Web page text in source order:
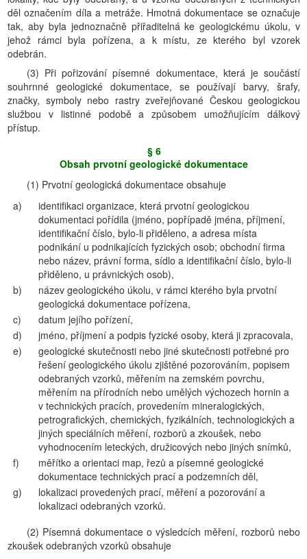
děl označením díla a metráže. Hmotná dokumentace se označuje
tak, aby byla jednoznačně přiřaditelná ke geologickému úkolu, v
jehož rámci byla pořízena, a k místu, ze kterého byl vzorek
odebrán.
(3) Při pořizování písemné dokumentace, která je součástí
souhrnné geologické dokumentace, se používají barvy, šrafy,
značky, symboly nebo rastry zveřejňované Českou geologickou
službou v listinné podobě a způsobem umožňujícím dálkový
přístup.
§ 6
Obsah prvotní geologické dokumentace
(1) Prvotní geologická dokumentace obsahuje
a)
identifikaci organizace, která prvotní geologickou
dokumentaci pořídila (jméno, popřípadě jména, příjmení,
identifikační číslo, bylo-li přiděleno, a adresa místa
podnikání u podnikajících fyzických osob; obchodní firma
nebo název, právní forma, sídlo a identifikační číslo, bylo-li
přiděleno, u právnických osob),
b)
název geologického úkolu, v rámci kterého byla prvotní
geologická dokumentace pořízena,
c)
datum jejího pořízení,
d)
jméno, příjmení a podpis fyzické osoby, která ji zpracovala,
e)
geologické skutečnosti nebo jiné skutečnosti potřebné pro
řešení geologického úkolu zjištěné pozorováním, popisem
odebraných vzorků, měřením na zemském povrchu,
měřením na přírodních nebo umělých výchozech hornin a
v technických pracích, provedením mineralogických,
petrografických, chemických, fyzikálních, technologických a
jiných speciálních měření, rozborů a zkoušek, nebo
vyhodnocením leteckých, družicových nebo jiných snímků,
f)
měřítko a orientaci map, řezů a písemné geologické
dokumentace technických prací a podzemních děl,
g)
lokalizaci provedených prací, měření a pozorování a
lokalizaci odebraných vzorků.
(2) Písemná dokumentace o výsledcích měření, rozborů nebo
zkoušek odebraných vzorků obsahuje